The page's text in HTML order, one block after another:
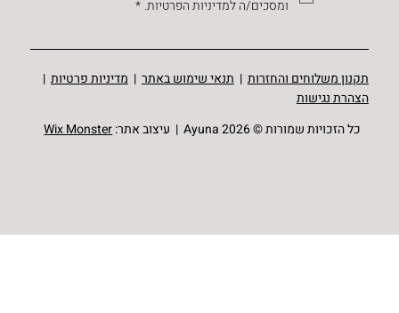
ומסכים/ה למדיניות הפרטיות. *
כל הזכויות שמורות © Ayuna 2026 | עיצוב אתר: Wix Monster
תקנון משלוחים והחזרות | תנאי שימוש באתר | מדיניות פרטיות |
הצהרת נגישות